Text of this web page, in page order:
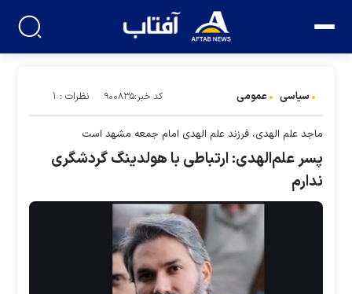
سیاسی عمومی کد خبر:۹۰۰۸۳۵ نظرات : ۱
ماجد علم الهدی، فرزند علم الهدی امام جمعه مشهد است
پسر علم‌الهدی: ارتباطی با هولدینگ گردشگری
ندارم